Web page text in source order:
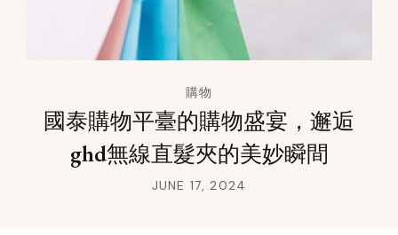
購物
國泰購物平臺的購物盛宴，邂逅
ghd無線直髮夾的美妙瞬間
JUNE 17, 2024